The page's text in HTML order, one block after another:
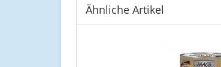
Ähnliche Artikel